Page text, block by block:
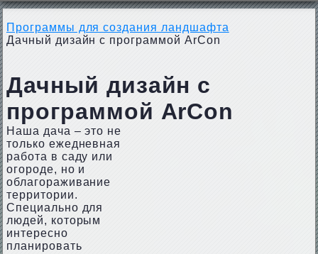
Программы для создания ландшафта
Дачный дизайн с программой ArCon
Дачный дизайн с
программой ArCon
Наша дача – это не
только ежедневная
работа в саду или
огороде, но и
облагораживание
территории.
Специально для
людей, которым
интересно
планировать